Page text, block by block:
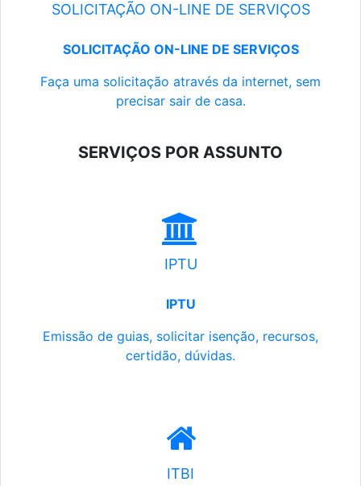
SOLICITAÇÃO ON-LINE DE SERVIÇOS
SOLICITAÇÃO ON-LINE DE SERVIÇOS
Faça uma solicitação através da internet, sem
precisar sair de casa.
SERVIÇOS POR ASSUNTO
IPTU
IPTU
Emissão de guias, solicitar isenção, recursos,
certidão, dúvidas.
ITBI